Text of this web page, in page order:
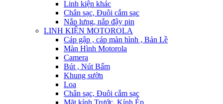
Linh kiện khác
Chân sạc, Đuôi cắm sạc
Nắp lưng, nắp đậy pin
LINH KIỆN MOTOROLA
Cáp gập , cáp màn hình , Bản Lề
Màn Hình Motorola
Camera
Bút , Nút Bấm
Khung sườn
Loa
Chân sạc, Đuôi cắm sạc
Mặt kính Trước, Kính Ép